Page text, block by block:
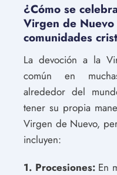
¿Cómo se
Virgen de
comunidades
La devoción a la
común en
alrededor del
tener su propia
Virgen de Nuevo,
incluyen:
1. Procesiones:En